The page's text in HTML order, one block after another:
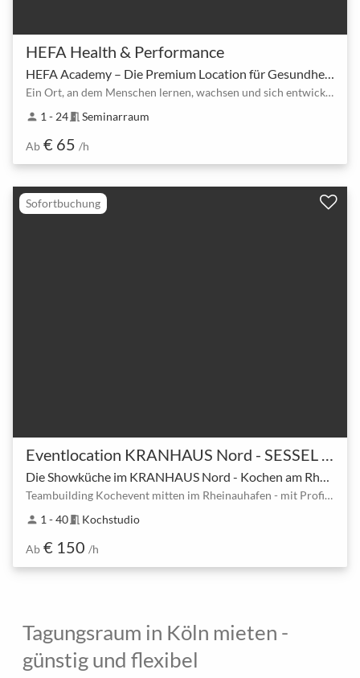
HEFA Health & Performance
Ein Ort, an dem Menschen lernen, wachsen und sich entwickeln
person 1 - 24meeting_room Seminarraum
Ab € 65 /h
Sofortbuchung
Teambuilding Kochevent mitten im Rheinauhafen - mit Profi-Koch oder in Eigenregie!
person 1 - 40meeting_room Kochstudio
Ab € 150 /h
Tagungsraum in Köln mieten -
günstig und flexibel